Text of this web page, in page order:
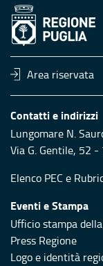
Area riservata
Contatti e indirizzi
Lungomare N.
Via G. Gentile, 52
Elenco PEC e
Eventi e Stampa
Ufficio stampa
Press Regione
Logo e identità